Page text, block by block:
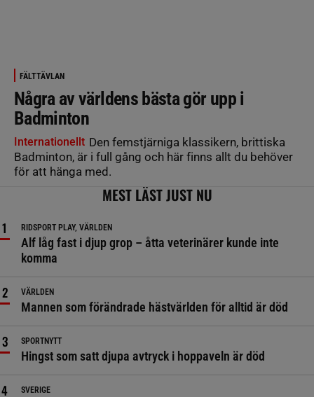
FÄLTTÄVLAN
Några av världens bästa gör upp i
Badminton
Internationellt Den femstjärniga klassikern, brittiska
Badminton, är i full gång och här finns allt du behöver
för att hänga med.
MEST LÄST JUST NU
RIDSPORT PLAY, VÄRLDEN
Alf låg fast i djup grop – åtta veterinärer kunde inte
komma
VÄRLDEN
Mannen som förändrade hästvärlden för alltid är död
SPORTNYTT
Hingst som satt djupa avtryck i hoppaveln är död
SVERIGE